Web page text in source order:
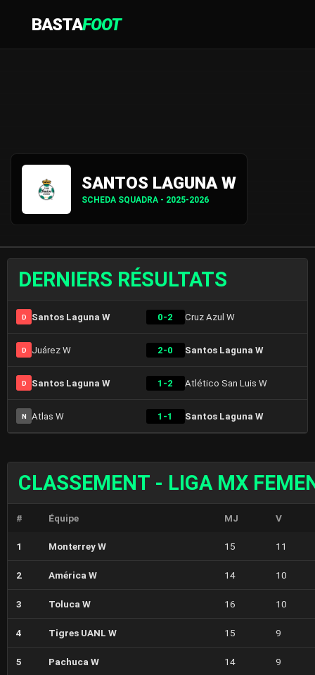
BASTAFOOT
SANTOS LAGUNA W
SCHEDA SQUADRA - 2025-2026
DERNIERS RÉSULTATS
D Santos Laguna W 0-2 Cruz Azul W
D Juárez W 2-0 Santos Laguna W
D Santos Laguna W 1-2 Atlético San Luis W
N Atlas W 1-1 Santos Laguna W
CLASSEMENT - LIGA MX
# Équipe MJ V
1 Monterrey W 15 11
2 América W 14 10
3 Toluca W 16 10
4 Tigres UANL W 15 9
5 Pachuca W 14 9